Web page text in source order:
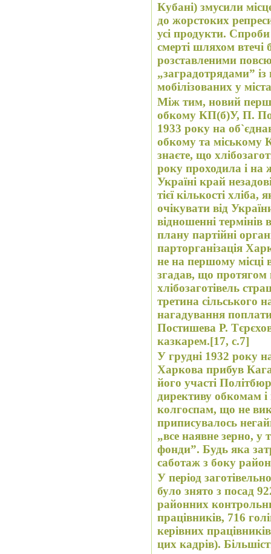
Кубані) змусили
до жорстоких
усі продукти.
смерті шляхом втечі
розставленими
„заградотрядами”
мобілізованих у
Між тим, новий
обкому КП(б)У, П.
1933 року на
обкому та міському
знаєте, що
року проходила і на
Україні край
тієї кількості
очікувати від
відношенні термінів
плану партійні
парторганізація
не на першому місці
згадав, що протягом
хлібозаготівель
третина сільського
нагадування
Постишева Р.
казкарем.[17, c.7]
У грудні 1932 року
Харкова прибув
його участі
директиву обкомам
колгоспам, що не
приписувалось
„все наявне зерно, у
фонди”. Будь яка
саботаж з боку
У період
було знято з посад
районних
працівників, 716
керівних
цих кадрів).